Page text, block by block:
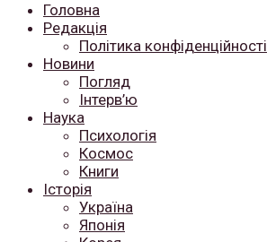
Головна
Редакція
Політика конфіденційності
Новини
Погляд
Інтерв’ю
Наука
Психологія
Космос
Книги
Історія
Україна
Японія